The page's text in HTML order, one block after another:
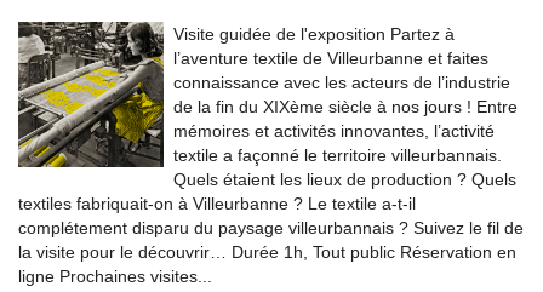
Visite guidée de l'exposition Partez à
l’aventure textile de Villeurbanne et faites
connaissance avec les acteurs de l’industrie
de la fin du XIXème siècle à nos jours ! Entre
mémoires et activités innovantes, l’activité
textile a façonné le territoire villeurbannais.
Quels étaient les lieux de production ? Quels
textiles fabriquait-on à Villeurbanne ? Le textile a-t-il
complétement disparu du paysage villeurbannais ? Suivez le fil de
la visite pour le découvrir… Durée 1h, Tout public Réservation en
ligne Prochaines visites...